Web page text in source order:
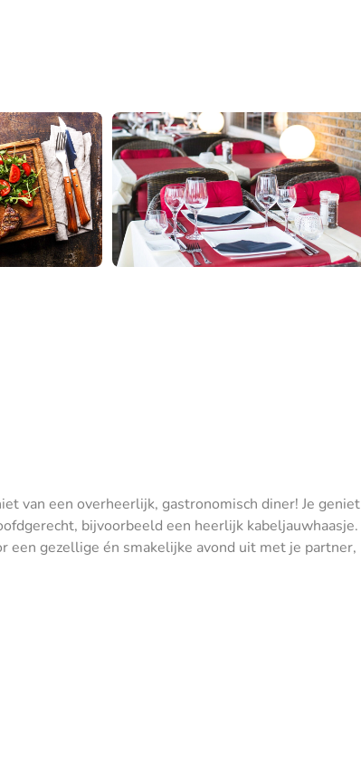
van een overheerlijk, gastronomisch diner! Je geniet
bijvoorbeeld een heerlijk kabeljauwhaasje.
een gezellige én smakelijke avond uit met je partner,